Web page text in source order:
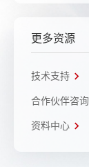
更多资源
技术支持
合作伙伴咨询
资料中心